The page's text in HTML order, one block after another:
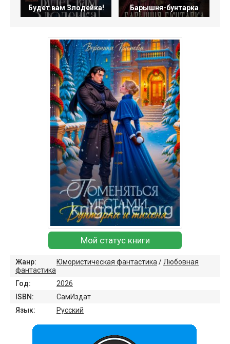
Будет вам Злодейка! Барышня-бунтарка
Мой статус книги
Жанр: Юмористическая фантастика/Любовная
фантастика
Год:
2026
ISBN:
СамИздат
Язык:
Русский